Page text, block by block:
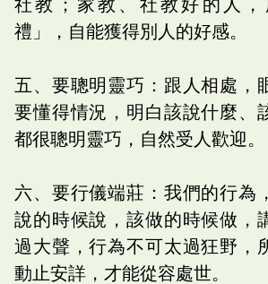
社教；家教、社教好的人
禮」，自能獲得別人的好感。
五、要聰明靈巧：跟人相處，
要懂得情況，明白該說什麼、
都很聰明靈巧，自然受人歡迎。
六、要行儀端莊：我們的行為
說的時候說，該做的時候做，
過大聲，行為不可太過狂野，
動止安詳，才能從容處世。